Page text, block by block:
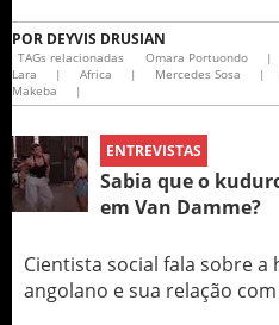
POR DEYVIS DRUSIAN
TAGs relacionadas Omara Portuondo |
Lara
| Africa | Mercedes Sosa |
Makeba
|
ENTREVISTAS
Sabia que o
em Van Damme?
Cientista social fala sobre
angolano e sua relação